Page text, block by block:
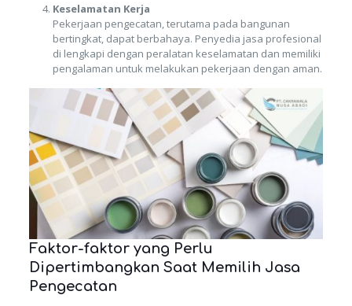
Keselamatan Kerja
Pekerjaan pengecatan, terutama pada bangunan
bertingkat, dapat berbahaya. Penyedia jasa profesional
di lengkapi dengan peralatan keselamatan dan memiliki
pengalaman untuk melakukan pekerjaan dengan aman.
Faktor-faktor yang Perlu
Dipertimbangkan Saat Memilih Jasa
Pengecatan